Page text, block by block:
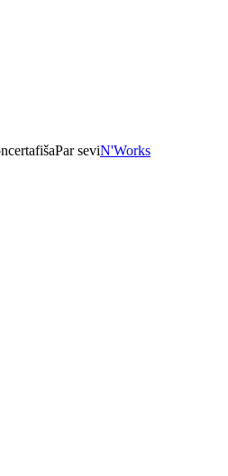
Par seviN'Works